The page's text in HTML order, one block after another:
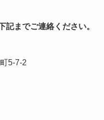
記までご連絡ください。
5-7-2